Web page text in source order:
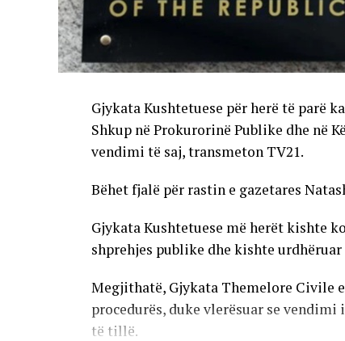
Gjykata Kushtetuese për herë të parë
Shkup në Prokurorinë Publike dhe në
vendimi të saj, transmeton TV21.
Bëhet fjalë për rastin e gazetares
Gjykata Kushtetuese më herët kishte
shprehjes publike dhe kishte
Megjithatë, Gjykata Themelore Civile
procedurës, duke vlerësuar se vendimi
të tillë.